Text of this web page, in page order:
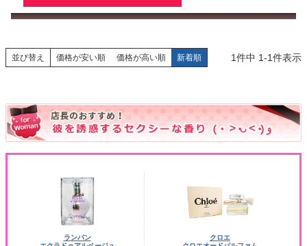
並び替え 価格が安い順 価格が高い順 新着順 1件中 1-1件表示
ランバン
クロエ